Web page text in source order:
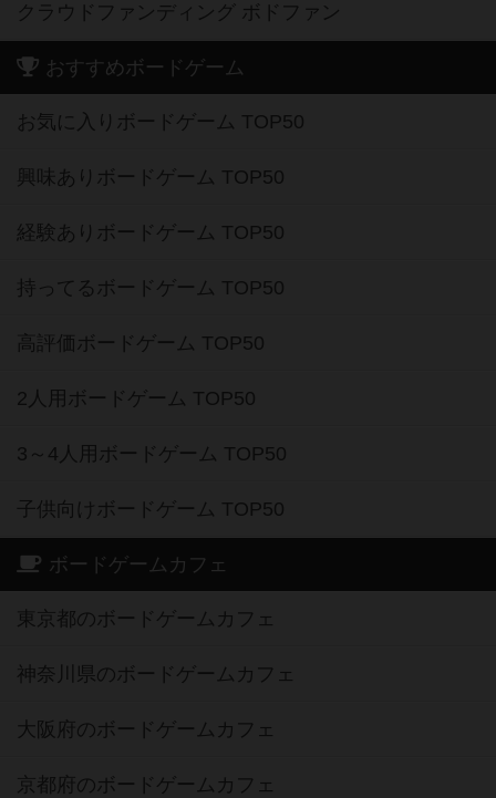
クラウドファンディング ボドファン
おすすめボードゲーム
お気に入りボードゲーム TOP50
興味ありボードゲーム TOP50
経験ありボードゲーム TOP50
持ってるボードゲーム TOP50
高評価ボードゲーム TOP50
2人用ボードゲーム TOP50
3～4人用ボードゲーム TOP50
子供向けボードゲーム TOP50
ボードゲームカフェ
東京都のボードゲームカフェ
神奈川県のボードゲームカフェ
大阪府のボードゲームカフェ
京都府のボードゲームカフェ